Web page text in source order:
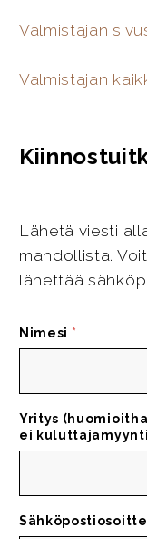
Valmistajan
Valmistajan
Lähetä viesti
mahdollista.
lähettää
Nimesi *
Yritys
ei